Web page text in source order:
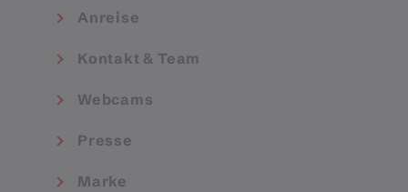
Anreise
Kontakt & Team
Webcams
Presse
Marke